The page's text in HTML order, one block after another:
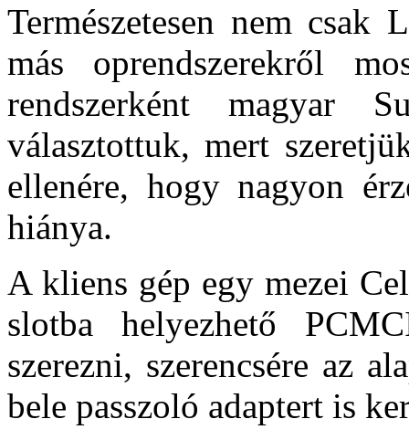
Természetesen nem
más oprendszerekről
rendszerként magyar
választottuk, mert
ellenére, hogy nagyon
hiánya.
A kliens gép egy mezei
slotba helyezhető
szerezni, szerencsére az
bele passzoló adaptert is